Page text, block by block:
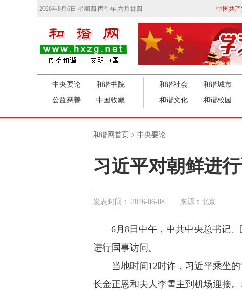
2026年8月6日 星期四 丙午年 六月廿四 中国共产
中央要论
和谐书院
公益慈善
中国收藏
和谐社会 和谐城市
和谐文化
和谐校园
和谐网首页 > 中央要论
习近平对朝鲜进
发表时间： 2026-06-08 来源：北京
6月8日中午，中共中央总书记、
进行国事访问。
当地时间12时许，习近平乘坐的
长金正恩和夫人李雪主到机场迎接